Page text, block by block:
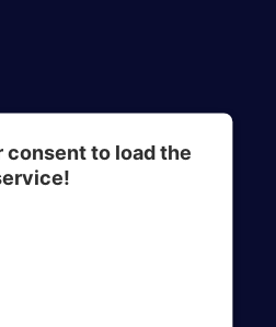
consent to load the